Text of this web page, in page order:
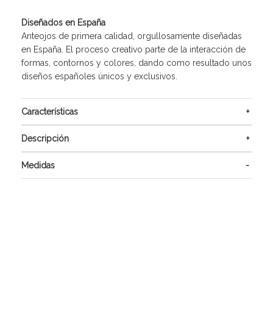
Diseñados en España
Anteojos de primera calidad, orgullosamente diseñadas
en España. El proceso creativo parte de la interacción de
formas, contornos y colores, dando como resultado unos
diseños españoles únicos y exclusivos.
Características
Descripción
Medidas